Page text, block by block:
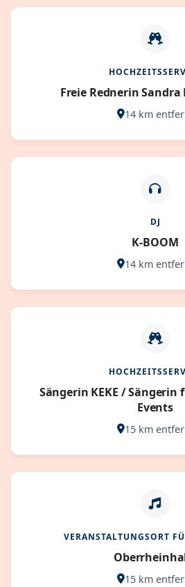
Freie Rednerin Sandra
14 km
DJ
K-BOOM
14 km
Sängerin KEKE / Sängerin
Events
15 km
VERANSTALTUNGSORT
15 km